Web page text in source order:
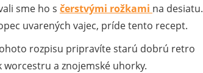
sme ho s čerstvými rožkami na desiatu.
uvarených vajec, príde tento recept.
rozpisu pripravíte starú dobrú retro
a znojemské uhorky.